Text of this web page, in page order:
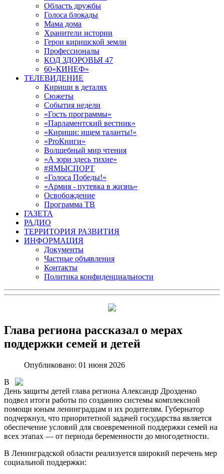
Область дружбы
Голоса блокады
Мама дома
Хранители истории
Герои киришской земли
Профессионалы
КОД ЗДОРОВЬЯ 47
60«КИНЕФ»
ТЕЛЕВИДЕНИЕ
Кириши в деталях
Сюжеты
События недели
«Гость программы»
«Парламентский вестник»
«Кириши: ищем таланты!»
«ProКниги»
Волшебный мир чтения
«А зори здесь тихие»
#ЯМЫСПОРТ
«Голоса Победы!»
«Армия - путевка в жизнь»
Освобождение
Программа ТВ
ГАЗЕТА
РАДИО
ТЕРРИТОРИЯ РАЗВИТИЯ
ИНФОРМАЦИЯ
Документы
Частные объявления
Контакты
Политика конфиденциальности
Глава региона рассказал о мерах
поддержки семей и детей
Опубликовано: 01 июня 2026
В
День защиты детей глава региона Александр Дрозденко
подвел итоги работы по созданию системы комплексной
помощи юным ленинградцам и их родителям. Губернатор
подчеркнул, что приоритетной задачей государства является
обеспечение условий для своевременной поддержки семей на
всех этапах — от периода беременности до многодетности.
В Ленинградской области реализуется широкий перечень мер
социальной поддержки: